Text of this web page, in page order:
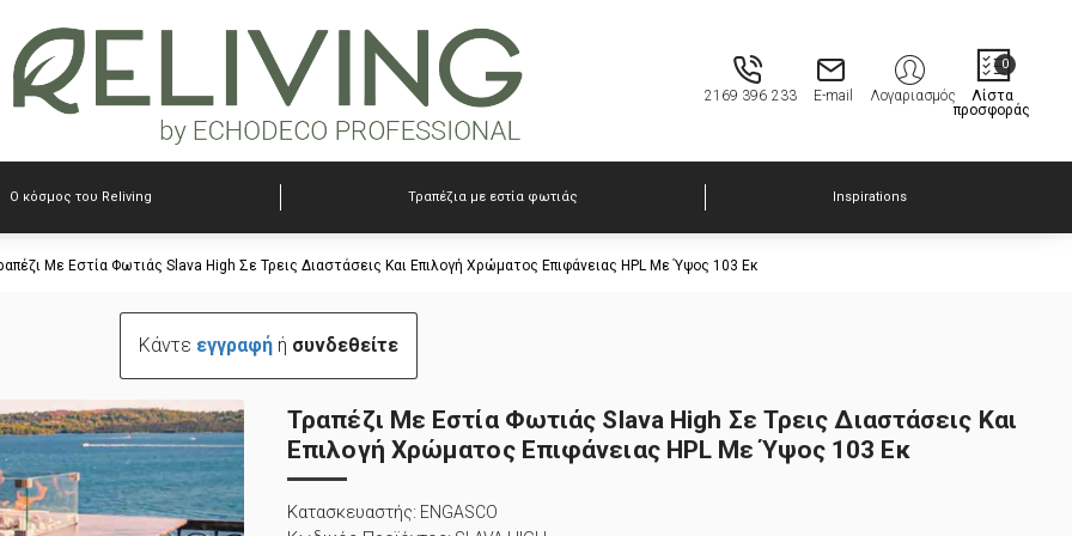
2169 396 233 E-mail Λογαριασμός
Λίστα
προσφοράς
0
Ο κόσμος του Reliving Τραπέζια με εστία φωτιάς Inspirations
Με Εστία Φωτιάς Slava High Σε Τρεις Διαστάσεις Και Επιλογή Χρώματος Επιφάνειας HPL Με Ύψος 103 Εκ
Κάντε εγγραφήή συνδεθείτε
Τραπέζι Με Εστία Φωτιάς Slava High Σε Τρεις Διαστάσεις Και
Επιλογή Χρώματος Επιφάνειας HPL Με Ύψος 103 Εκ
Κατασκευαστής: ENGASCO